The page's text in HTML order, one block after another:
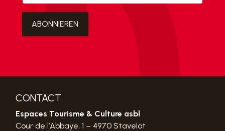
CONTACT
Espaces Tourisme & Culture asbl
Cour de l’Abbaye, 1 – 4970 Stavelot